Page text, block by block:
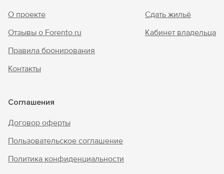
О проекте
Отзывы о Forento.ru
Правила бронирования
Контакты
Сдать жильё
Кабинет владельца
Соглашения
Договор оферты
Пользовательское соглашение
Политика конфиденциальности